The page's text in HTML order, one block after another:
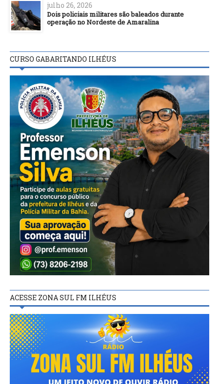
julho 26, 2026
Dois policiais militares são baleados durante
operação no Nordeste de Amaralina
CURSO GABARITANDO ILHÉUS
ACESSE ZONA SUL FM ILHÉUS